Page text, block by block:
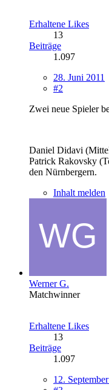
Erhaltene Likes
13
Beiträge
1.097
28. Juni 2011
#2
Zwei neue Spieler
Daniel Didavi
Patrick Rakovsky
den Nürnbergern.
Inhalt melden
Werner G.
Matchwinner
Erhaltene Likes
13
Beiträge
1.097
12.